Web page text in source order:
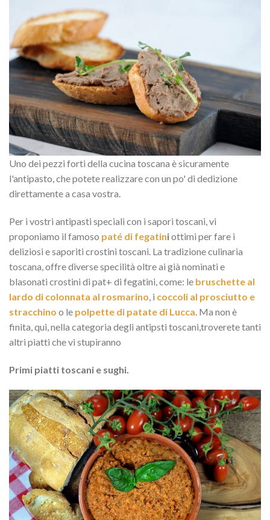
Uno dei pezzi forti della cucina toscana è sicuramente
l'antipasto, che potete realizzare con un po' di dedizione
direttamente a casa vostra.
Per i vostri antipasti speciali con i sapori toscani, vi
proponiamo il famoso paté di fegatiniottimi per fare i
deliziosi e saporiti crostini toscani. La tradizione culinaria
toscana, offre diverse specilità oltre ai già nominati e
blasonati crostini di pat+ di fegatini, come: le bruschette al
lardo di colonnata al rosmarino, i coccoli al prosciutto e
stracchino o le polpette di patate di Lucca. Ma non è
finita, qui, nella categoria degli antipsti toscani,troverete tanti
altri piatti che vi stupiranno
Primi piatti toscani e sughi.